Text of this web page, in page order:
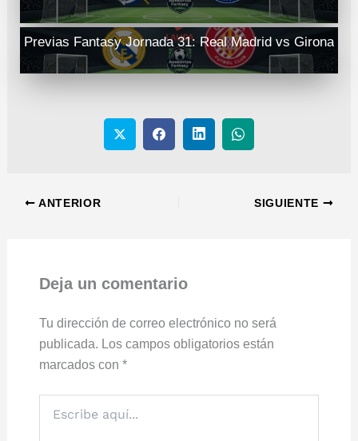
Previas Fantasy Jornada 31: Real Madrid vs Girona
ANTERIOR SIGUIENTE
Deja un comentario
Tu dirección de correo electrónico no será
publicada. Los campos obligatorios están
marcados con *
aquí...